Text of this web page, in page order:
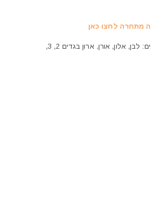
מתחרה לחצו כאן
בוא להתרשם ממגוון רחב של ארונות בעיצוב אירופאי, ארון: בגדים, הזזה, פינתי, עם מראה. ארון מגיעה בשלל צבעים: לבן, אלון, אורן. ארון בגדים 2, 3,